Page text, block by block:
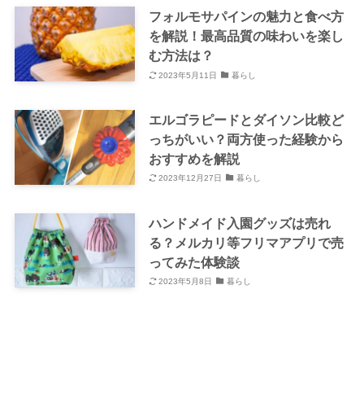
フォルモサパインの魅力と食べ方
を解説！最高品質の味わいを楽し
む方法は？
2023年5月11日 暮らし
エルゴラピードとダイソン比較ど
っちがいい？両方使った経験から
おすすめを解説
2023年12月27日 暮らし
ハンドメイド入園グッズは売れ
る？メルカリ等フリマアプリで売
ってみた体験談
2023年5月8日 暮らし